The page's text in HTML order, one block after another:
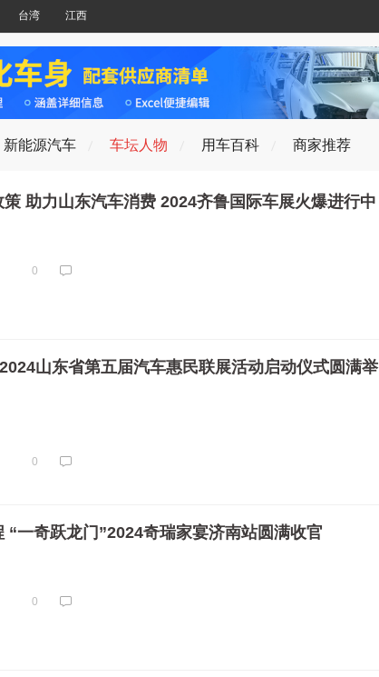
台湾 江西
新能源汽车 车坛人物 用车百科 商家推荐
助力山东汽车消费 2024齐鲁国际车展火爆进行中
0
山东省第五届汽车惠民联展活动启动仪式圆满举
0
“一奇跃龙门”2024奇瑞家宴济南站圆满收官
0